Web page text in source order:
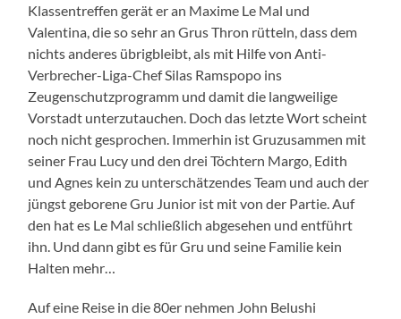
Klassentreffen gerät er an Maxime Le Mal und
Valentina, die so sehr an Grus Thron rütteln, dass dem
nichts anderes übrigbleibt, als mit Hilfe von Anti-
Verbrecher-Liga-Chef Silas Ramspopo ins
Zeugenschutzprogramm und damit die langweilige
Vorstadt unterzutauchen. Doch das letzte Wort scheint
noch nicht gesprochen. Immerhin ist Gruzusammen mit
seiner Frau Lucy und den drei Töchtern Margo, Edith
und Agnes kein zu unterschätzendes Team und auch der
jüngst geborene Gru Junior ist mit von der Partie. Auf
den hat es Le Mal schließlich abgesehen und entführt
ihn. Und dann gibt es für Gru und seine Familie kein
Halten mehr…
Auf eine Reise in die 80er nehmen John Belushi